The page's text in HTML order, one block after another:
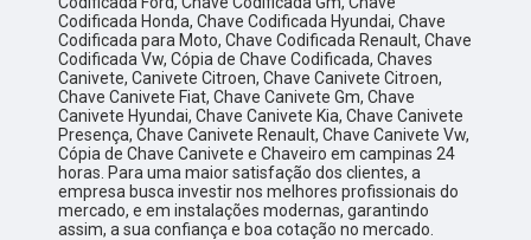
Codificada Honda, Chave Codificada Hyundai, Chave
Codificada para Moto, Chave Codificada Renault, Chave
Codificada Vw, Cópia de Chave Codificada, Chaves
Canivete, Canivete Citroen, Chave Canivete Citroen,
Chave Canivete Fiat, Chave Canivete Gm, Chave
Canivete Hyundai, Chave Canivete Kia, Chave Canivete
Presença, Chave Canivete Renault, Chave Canivete Vw,
Cópia de Chave Canivete e Chaveiro em campinas 24
horas. Para uma maior satisfação dos clientes, a
empresa busca investir nos melhores profissionais do
mercado, e em instalações modernas, garantindo
assim, a sua confiança e boa cotação no mercado.